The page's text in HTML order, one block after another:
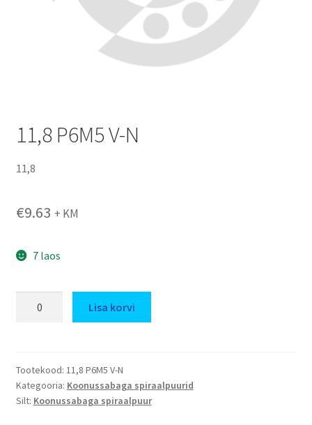
11,8 P6M5 V-N
11,8
€9.63 + KM
7 laos
Lisa korvi
Tootekood: 11,8 P6M5 V-N
Kategooria: Koonussabaga spiraalpuurid
Silt: Koonussabaga spiraalpuur